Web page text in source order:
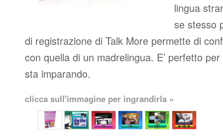
lingua
se stesso
di registrazione di Talk More permette di
con quella di un madrelingua. E’ perfetto
sta imparando.
clicca sull'immagine per ingrandirla »